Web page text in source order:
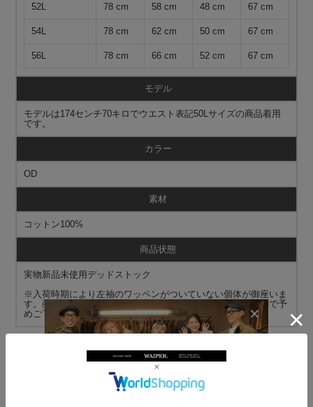
52L 78 cm 58 cm 48 cm 67 cm
54L 78 cm 62 cm 50 cm 67 cm
56L 78 cm 66 cm 52 cm 67 cm
モデル
モデルは174センチ70キロでウエスト表記50Lサイズの商品着用
です。
カラー
OD
素材
コットン100%
商品状態
実物新品未使用デッドストック
※入荷時期により左袖のワッペンがついていない個体が御座いま
す。商品の状態についてご指定いただくことは出来ませんので予
めご了承ください。